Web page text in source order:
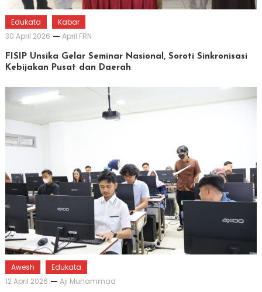
Edukata
Kabar
30 April 2026
April FRN
FISIP Unsika Gelar Seminar Nasional, Soroti Sinkronisasi
Kebijakan Pusat dan Daerah
Awesh
Edukata
12 April 2026
Aji Muhammad